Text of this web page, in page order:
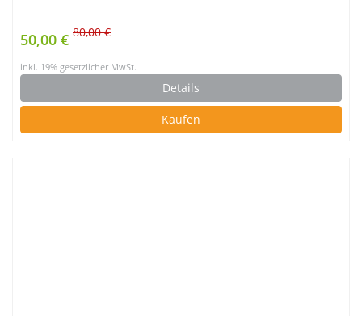
50,00 € 80,00 €
inkl. 19% gesetzlicher MwSt.
Details
Kaufen